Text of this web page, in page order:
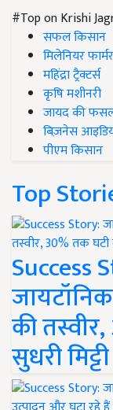
#Top on Krishi
सफल किसान
मिलेनियर
महिंद्रा ट्रैक्टर्स
कृषि मशीनरी
जायद की
बिज़नेस
पीएम किसान
Top
Success
की
सुधरी